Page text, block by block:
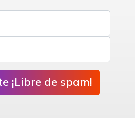
¡Libre de spam!